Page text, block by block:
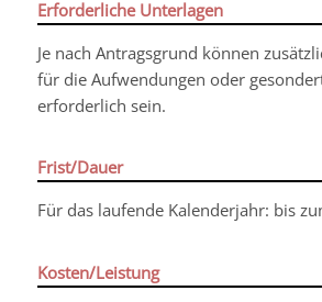
Erforderliche Unterlagen
Je nach Antragsgrund können
für die Aufwendungen oder
erforderlich sein.
Frist/Dauer
Für das laufende Kalenderjahr: bis
Kosten/Leistung